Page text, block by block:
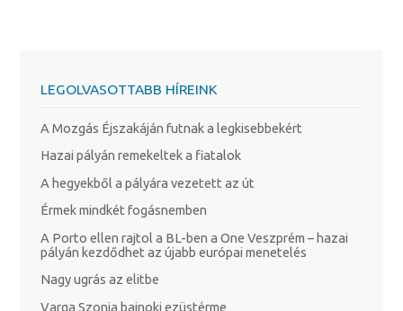
LEGOLVASOTTABB HÍREINK
A Mozgás Éjszakáján futnak a legkisebbekért
Hazai pályán remekeltek a fiatalok
A hegyekből a pályára vezetett az út
Érmek mindkét fogásnemben
A Porto ellen rajtol a BL-ben a One Veszprém – hazai
pályán kezdődhet az újabb európai menetelés
Nagy ugrás az elitbe
Varga Szonja bajnoki ezüstérme